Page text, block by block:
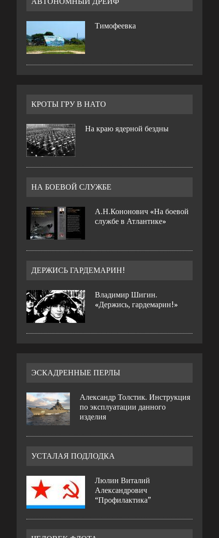
Тимофеевка
КРОТЫ ГРУ В НАТО
На краю ядерной бездны
НА БОЕВОЙ СЛУЖБЕ
А.Н.Кононович «На боевой
службе в Атлантике»
ДЕРЖИСЬ ГАРДЕМАРИН!
Владимир Шигин.
«Держись, гардемарин!»
ЭСКАДРЕННЫЕ ПЕРЛЫ
Александр Толстик. Инструкция
по эксплуатации данного
изделия
УСТАЛАЯ ПОДЛОДКА
Люлин Виталий
Александрович
“Профилактика”